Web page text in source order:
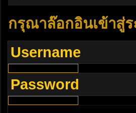
กรุณาล๊อกอินเข้าสู่
Username
Password